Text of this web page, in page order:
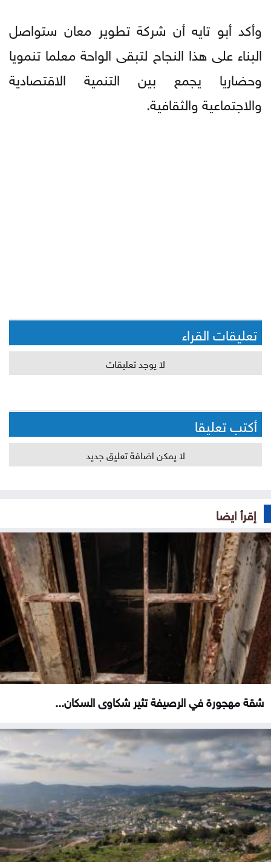
وأكد أبو تايه أن شركة تطوير معان ستواصل
البناء على هذا النجاح لتبقى الواحة معلما تنمويا
وحضاريا يجمع بين التنمية الاقتصادية
والاجتماعية والثقافية.
تعليقات القراء
لا يوجد تعليقات
أكتب تعليقا
لا يمكن اضافة تعليق جديد
إقرأ ايضا
شقة مهجورة في الرصيفة تثير شكاوى السكان...